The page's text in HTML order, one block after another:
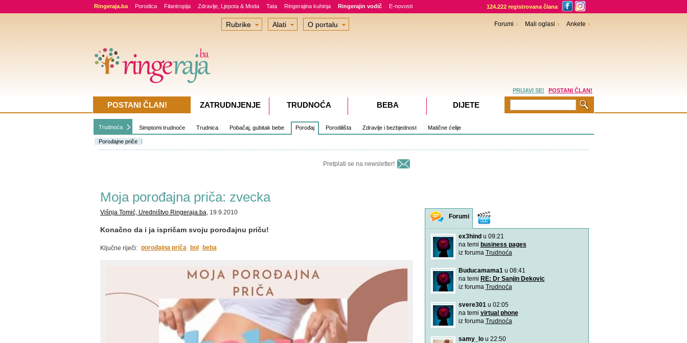
Ringeraja.ba Porodica Filantropija Zdravlje, Ljepota & Moda Tata Ringerajina kuhinja Ringerajin vodič E-novosti 124.222 registrovana člana
Trudnoća Simptomi trudnoće Trudnica Pobačaj, gubitak bebe Porođaj
Porođajne priče
Porodilišta Zdravlje i bezbjednost Matične ćelije
Pretplati se na newsletter!
Moja porođajna priča: zvecka
Višnja Tomić, Uredništvo Ringeraja.ba, 19.9.2010
Konačno da i ja ispričam svoju porođajnu priču!
Ključne riječi: porođajna priča bol beba
Forumi
ex3hind u 09:21
na temi business pages
iz foruma Trudnoća
Buducamama1u 08:41
na temi RE: Dr Sanjin Dekovic
iz foruma Trudnoća
svere301u 02:05
na temi virtual phone
iz foruma Trudnoća
samy_lou 22:50
Rubrike Alati O portalu Forumi Mali oglasi Ankete
PRIJAVI SE! POSTANI ČLAN!
POSTANI ČLAN! ZATRUDNJENJE TRUDNOĆA BEBA DIJETE